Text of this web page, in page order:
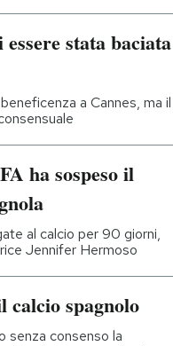
stata baciata
a Cannes, ma il
ha sospeso il
al calcio per 90 giorni,
Jennifer Hermoso
calcio spagnolo
senza consenso la